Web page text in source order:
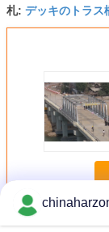
札: デッキのトラス
多く